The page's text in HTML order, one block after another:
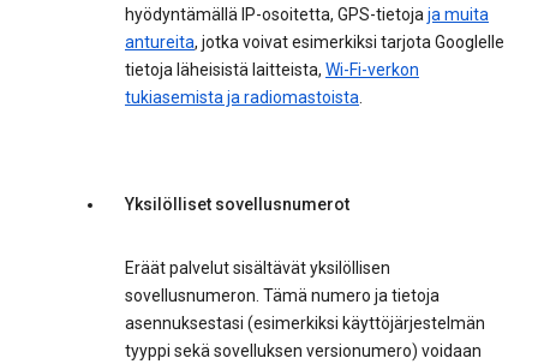
hyödyntämällä IP-osoitetta, GPS-tietojaja muita
antureita, jotka voivat esimerkiksi tarjota Googlelle
tietoja läheisistä laitteista, Wi-Fi-verkon
tukiasemista ja radiomastoista.
Yksilölliset sovellusnumerot
Eräät palvelut sisältävät yksilöllisen
sovellusnumeron. Tämä numero ja tietoja
asennuksestasi (esimerkiksi käyttöjärjestelmän
tyyppi sekä sovelluksen versionumero) voidaan